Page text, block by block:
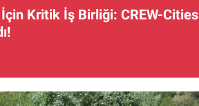
Kritik İş Birliği: CREW-Cities